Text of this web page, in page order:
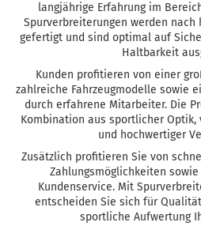
langjährige Erfahrung im
Spurverbreiterungen werden
gefertigt und sind optimal auf
Haltbarkeit
Kunden profitieren von einer
zahlreiche Fahrzeugmodelle sowie
durch erfahrene Mitarbeiter. Die
Kombination aus sportlicher
und hochwertiger
Zusätzlich profitieren Sie von
Zahlungsmöglichkeiten
Kundenservice. Mit
entscheiden Sie sich für
sportliche Aufwertung